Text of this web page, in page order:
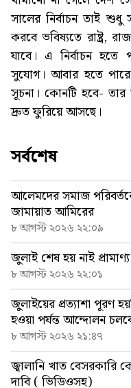
সালের নির্বাচন তাই শুধু
করবে ভবিষ্যতে রাষ্ট্র,
যাবে। এ নির্বাচন হতে
সুযোগ। আবার হতে পারে
সূচনা। কোনটি হবে-
দ্রুত ফুরিয়ে আসছে।
সর্বশেষ
আলেমদের সমাজ
জামায়াত আমিরের
৮ আগস্ট ২০২৬ ২২:০৯
জুলাই শেষ হয় নাই প্রামাণ্য
৮ আগস্ট ২০২৬ ২২:০১
জুলাইয়ের প্রত্যাশা পূরণ
হওয়া পর্যন্ত আন্দোলন
৮ আগস্ট ২০২৬ ২১:৪৭
জ্বালানি খাত বেসরকারি
দাবি ( ভিডিওসহ)